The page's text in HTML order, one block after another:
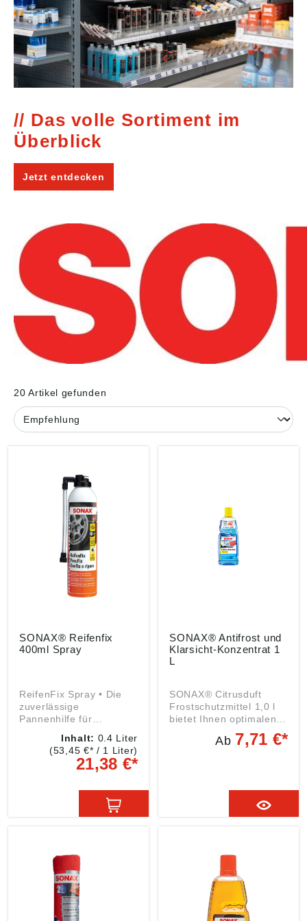
Das volle Sortiment im
Überblick
Jetzt entdecken
20 Artikel gefunden
SONAX® Reifenfix
400ml Spray
ReifenFix Spray • Die
zuverlässige
Pannenhilfe für
platte Reifen wieder
fahrbereit – ohne
Reifenwechsel •
Löcher im Reifen und
pumpt ihn gleichzeitig
wieder auf • Geeignet
195 x 16" • Praktisch,
schnell und sicher
Signalwort: Gefahr
Gefahrenhinweise:
H222: Extrem
entzündbares Aerosol;
Inhalt: 0.4 Liter
(53,45 €* / 1 Liter)
21,38 €*
SONAX® Antifrost und
Klarsicht-Konzentrat 1
L
SONAX® Citrusduft
Frostschutzmittel 1,0 l
bietet Ihnen optimalen
Schutz vor Frost und
Verursacht schwere
Augenreizung;H226:
Flüssigkeit und Dampf
Produktsicherheitsveror
SONAX GmbH,
Münchener Str. 75,
86633 Neuburg, DE,
info@sonax.de
Ab 7,71 €*